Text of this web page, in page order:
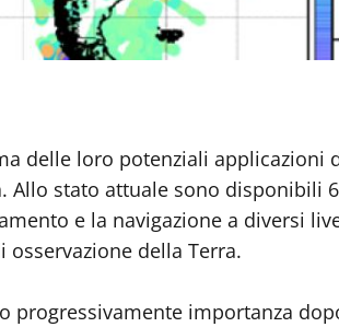
delle loro potenziali applicazioni
stato attuale sono disponibili
e la navigazione a diversi
della Terra.
importanza